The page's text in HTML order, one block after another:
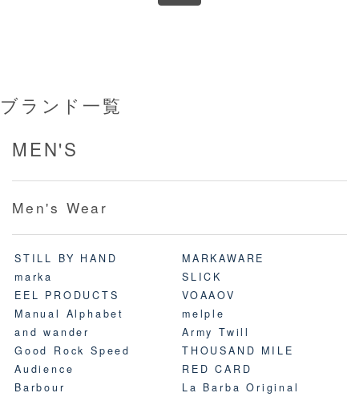
ブランド一覧
MEN'S
Men's Wear
STILL BY HAND
MARKAWARE
marka
SLICK
EEL PRODUCTS
VOAAOV
Manual Alphabet
melple
and wander
Army Twill
Good Rock Speed
THOUSAND MILE
Audience
RED CARD
Barbour
La Barba Original